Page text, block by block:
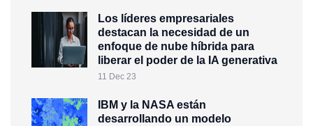
Los líderes empresariales
destacan la necesidad de un
enfoque de nube híbrida para
liberar el poder de la IA generativa
11 Dec 23
IBM y la NASA están
desarrollando un modelo